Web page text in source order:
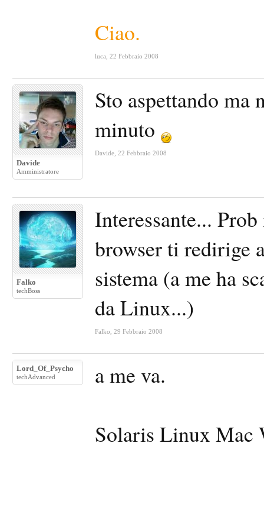
Ciao.
luca 22 Febbraio 2008
Davide
Amministratore
Sto aspettando ma
minuto
Davide 22 Febbraio 2008
Falko
techBoss
Interessante...
browser ti redirige
sistema (a me ha
da Linux...)
Falko 29 Febbraio 2008
Lord_Of_Psycho
techAdvanced a me va.
Solaris Linux Mac